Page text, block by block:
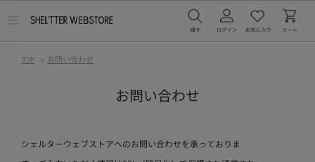
TOP > お問い合わせ
お問い合わせ
シェルターウェブストアへのお問い合わせを承っておりま